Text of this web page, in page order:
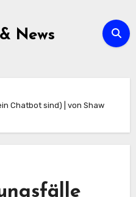
News
Chatbot sind) | von Shaw